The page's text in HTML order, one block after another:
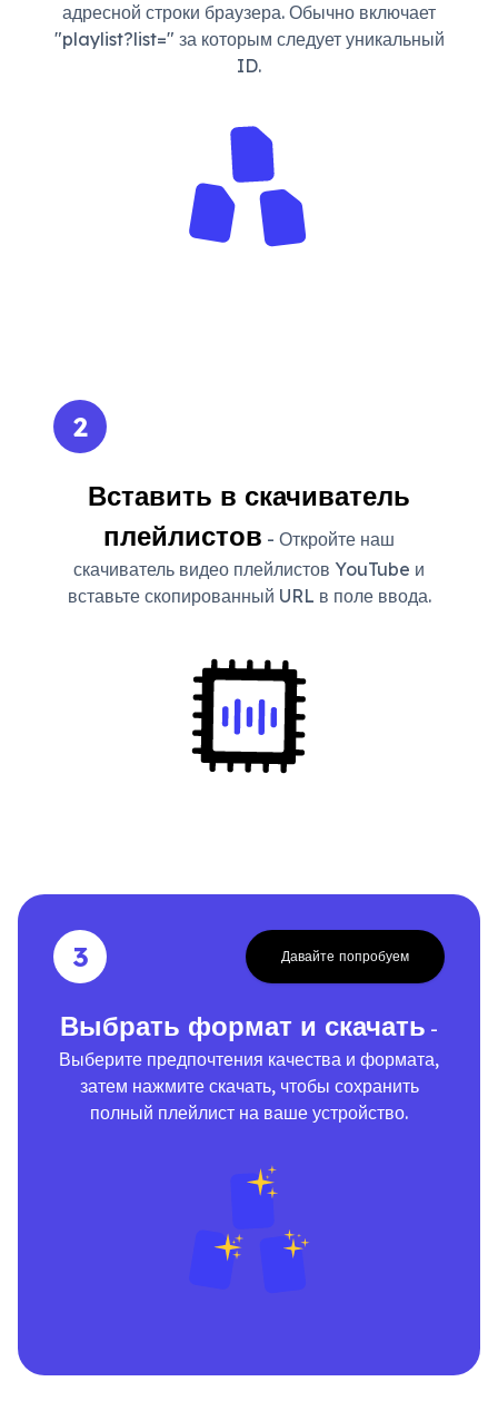
адресной строки браузера. Обычно включает
"playlist?list=" за которым следует уникальный
ID.
2
Вставить в скачиватель
плейлистов - Откройте наш
скачиватель видео плейлистов YouTube и
вставьте скопированный URL в поле ввода.
3 Давайте попробуем
Выбрать формат и скачать -
Выберите предпочтения качества и формата,
затем нажмите скачать, чтобы сохранить
полный плейлист на ваше устройство.